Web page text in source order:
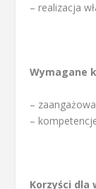
– realizacja
Wymagane
–
–
Korzyści dla